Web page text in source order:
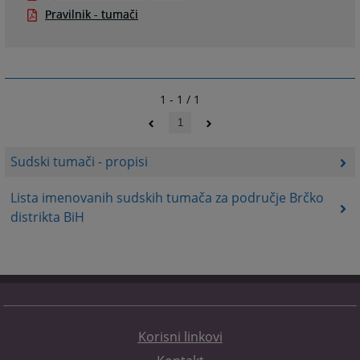
Sudski tumači - propisi
Lista imenovanih sudskih tumača za područje Brčko
distrikta BiH
Pravilnik - tumači
1 - 1 / 1
1
Korisni linkovi